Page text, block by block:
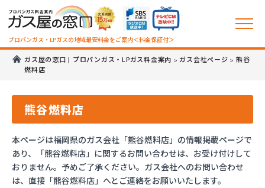
プロパンガス・LPガスの地域最安料金をご案内＜料金保証付＞
ガス屋の窓口 | プロパンガス・LPガス料金案内 >ガス会社ページ > 熊谷
燃料店
熊谷燃料店
本ページは福岡県のガス会社「熊谷燃料店」の情報掲載ページで
あり、「熊谷燃料店」に関するお問い合わせは、お受け付けして
おりません。予めご了承ください。ガス会社へのお問い合わせ
は、直接「熊谷燃料店」へとご連絡をお願いいたします。